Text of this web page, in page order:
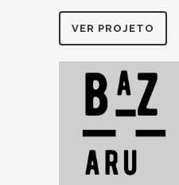
VER PROJETO